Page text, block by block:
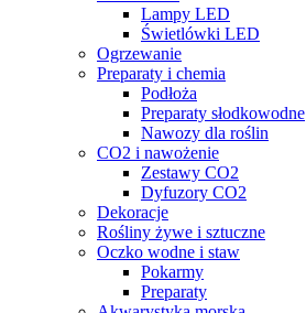
Lampy LED
Świetlówki LED
Ogrzewanie
Preparaty i chemia
Podłoża
Preparaty słodkowodne
Nawozy dla roślin
CO2 i nawożenie
Zestawy CO2
Dyfuzory CO2
Dekoracje
Rośliny żywe i sztuczne
Oczko wodne i staw
Pokarmy
Preparaty